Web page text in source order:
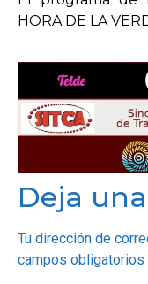
HORA DE LA
Deja
Tu dirección de
campos obligatorios